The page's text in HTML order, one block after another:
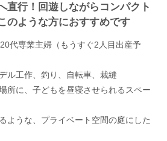
直行！回遊しながらコンパクト
のような方におすすめです
代専業主婦（もうすぐ2人目出産予
ル工作、釣り、自転車、裁縫
所に、子どもを昼寝させられるスペー
ような、プライベート空間の庭にした